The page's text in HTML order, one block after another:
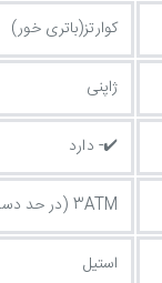
کوارتز(باتری خور)
ژاپنی
✔️- دارد
3ATM (در حد دست و صورت شستن)
استیل